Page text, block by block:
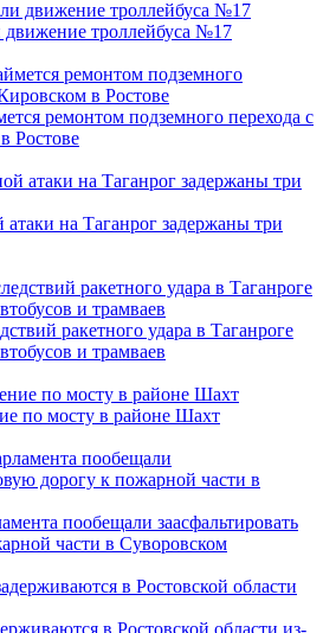
движение троллейбуса №17
ремонтом подземного перехода с
Ростове
на Таганрог задержаны три
ракетного удара в Таганроге
и трамваев
по мосту в районе Шахт
пообещали заасфальтировать
части в Суворовском
в Ростовской области из-